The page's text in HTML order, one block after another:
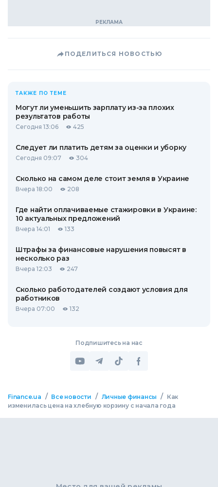
ПОДЕЛИТЬСЯ НОВОСТЬЮ
ТАКЖЕ ПО ТЕМЕ
Могут ли уменьшить зарплату из-за плохих
результатов работы
Сегодня 13:06 425
Следует ли платить детям за оценки и уборку
Сегодня 09:07 304
Сколько на самом деле стоит земля в Украине
Вчера 18:00 208
Где найти оплачиваемые стажировки в Украине:
10 актуальных предложений
Вчера 14:01 133
Штрафы за финансовые нарушения повысят в
несколько раз
Вчера 12:03 247
Сколько работодателей создают условия для
работников
Вчера 07:00 132
Подпишитесь на нас
Finance.ua / Все новости / Личные финансы /
Как
изменилась цена на хлебную корзину с начала года